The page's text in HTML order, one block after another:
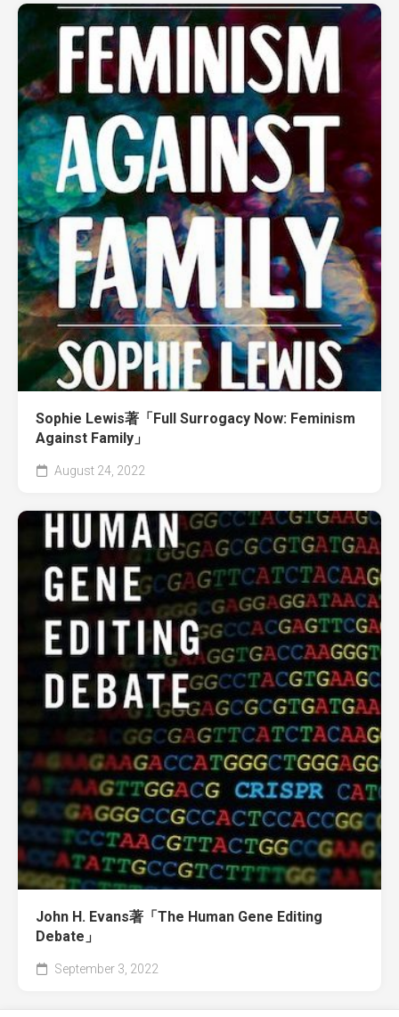
Sophie Lewis著「Full Surrogacy Now: Feminism
Against Family」
August 24, 2022
John H. Evans著「The Human Gene Editing
Debate」
September 3, 2022